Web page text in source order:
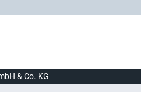
& Co. KG